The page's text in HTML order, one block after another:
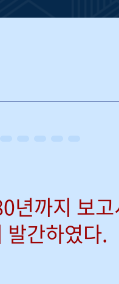
년까지 보
발간하였다.